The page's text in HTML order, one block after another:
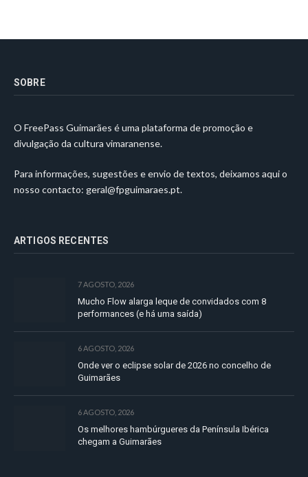
SOBRE
O FreePass Guimarães é uma plataforma de promoção e
divulgação da cultura vimaranense.
Para informações, sugestões e envio de textos, deixamos aqui o
nosso contacto: geral@fpguimaraes.pt.
ARTIGOS RECENTES
7 AGOSTO, 2026
Mucho Flow alarga leque de convidados com 8
performances (e há uma saída)
6 AGOSTO, 2026
Onde ver o eclipse solar de 2026 no concelho de
Guimarães
6 AGOSTO, 2026
Os melhores hambúrgueres da Península Ibérica
chegam a Guimarães